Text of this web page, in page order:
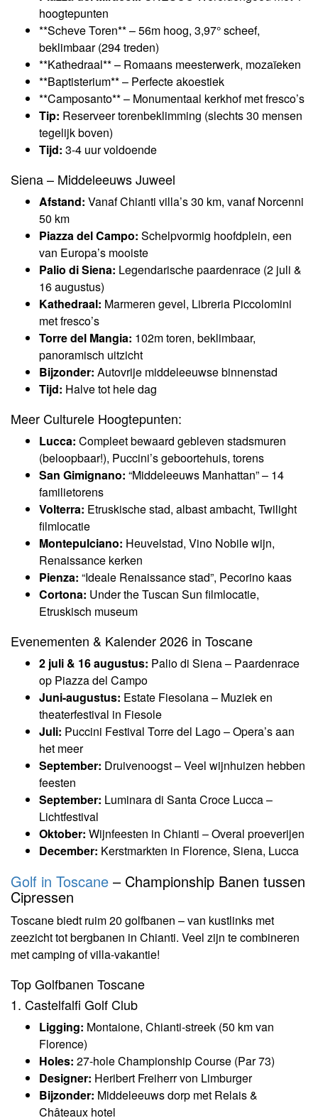
hoogtepunten
**Scheve Toren** – 56m hoog, 3,97° scheef,
beklimbaar (294 treden)
**Kathedraal** – Romaans meesterwerk, mozaïeken
**Baptisterium** – Perfecte akoestiek
**Camposanto** – Monumentaal kerkhof met fresco’s
Tip: Reserveer torenbeklimming (slechts 30 mensen
tegelijk boven)
Tijd: 3-4 uur voldoende
Siena – Middeleeuws Juweel
Afstand: Vanaf Chianti villa’s 30 km, vanaf Norcenni
50 km
Piazza del Campo: Schelpvormig hoofdplein, een
van Europa’s mooiste
Palio di Siena: Legendarische paardenrace (2 juli &
16 augustus)
Kathedraal: Marmeren gevel, Libreria Piccolomini
met fresco’s
Torre del Mangia: 102m toren, beklimbaar,
panoramisch uitzicht
Bijzonder: Autovrije middeleeuwse binnenstad
Tijd: Halve tot hele dag
Meer Culturele Hoogtepunten:
Lucca: Compleet bewaard gebleven stadsmuren
(beloopbaar!), Puccini’s geboortehuis, torens
San Gimignano: “Middeleeuws Manhattan” – 14
familietorens
Volterra: Etruskische stad, albast ambacht, Twilight
filmlocatie
Montepulciano: Heuvelstad, Vino Nobile wijn,
Renaissance kerken
Pienza: “Ideale Renaissance stad”, Pecorino kaas
Cortona: Under the Tuscan Sun filmlocatie,
Etruskisch museum
Evenementen & Kalender 2026 in Toscane
2 juli & 16 augustus: Palio di Siena – Paardenrace
op Piazza del Campo
Juni-augustus: Estate Fiesolana – Muziek en
theaterfestival in Fiesole
Juli: Puccini Festival Torre del Lago – Opera’s aan
het meer
September: Druivenoogst – Veel wijnhuizen hebben
feesten
September: Luminara di Santa Croce Lucca –
Lichtfestival
Oktober: Wijnfeesten in Chianti – Overal proeverijen
December: Kerstmarkten in Florence, Siena, Lucca
Golf in Toscane – Championship Banen tussen
Cipressen
Toscane biedt ruim 20 golfbanen – van kustlinks met
zeezicht tot bergbanen in Chianti. Veel zijn te combineren
met camping of villa-vakantie!
Top Golfbanen Toscane
1. Castelfalfi Golf Club
Ligging: Montaione, Chianti-streek (50 km van
Florence)
Holes: 27-hole Championship Course (Par 73)
Designer: Heribert Freiherr von Limburger
Bijzonder: Middeleeuws dorp met Relais &
Châteaux hotel